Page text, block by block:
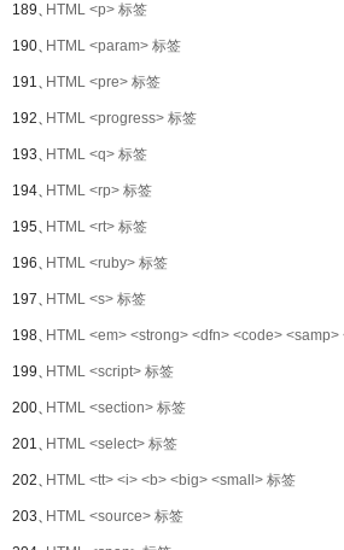
189、HTML <p> 标签
190、HTML <param> 标签
191、HTML <pre> 标签
192、HTML <progress> 标签
193、HTML <q> 标签
194、HTML <rp> 标签
195、HTML <rt> 标签
196、HTML <ruby> 标签
197、HTML <s> 标签
198、HTML <em> <strong> <dfn> <code>
199、HTML <script> 标签
200、HTML <section> 标签
201、HTML <select> 标签
202、HTML <tt> <i> <b> <big> <small> 标签
203、HTML <source> 标签